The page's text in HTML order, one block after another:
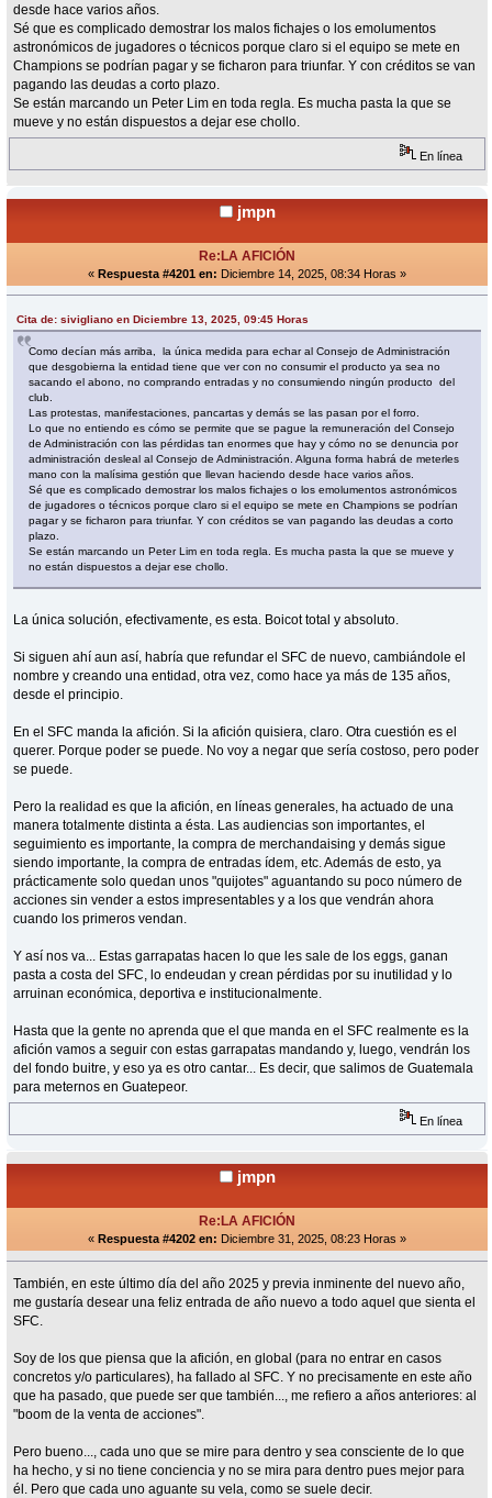
desde hace varios años.
Sé que es complicado demostrar los malos fichajes o los emolumentos
astronómicos de jugadores o técnicos porque claro si el equipo se mete en
Champions se podrían pagar y se ficharon para triunfar. Y con créditos se van
pagando las deudas a corto plazo.
Se están marcando un Peter Lim en toda regla. Es mucha pasta la que se
mueve y no están dispuestos a dejar ese chollo.
En línea
jmpn
Re:LA AFICIÓN
« Respuesta #4201 en: Diciembre 14, 2025, 08:34 Horas »
Cita de: sivigliano en Diciembre 13, 2025, 09:45 Horas
Como decían más arriba, la única medida para echar al Consejo de Administración
que desgobierna la entidad tiene que ver con no consumir el producto ya sea no
sacando el abono, no comprando entradas y no consumiendo ningún producto del
club.
Las protestas, manifestaciones, pancartas y demás se las pasan por el forro.
Lo que no entiendo es cómo se permite que se pague la remuneración del Consejo
de Administración con las pérdidas tan enormes que hay y cómo no se denuncia por
administración desleal al Consejo de Administración. Alguna forma habrá de meterles
mano con la malísima gestión que llevan haciendo desde hace varios años.
Sé que es complicado demostrar los malos fichajes o los emolumentos astronómicos
de jugadores o técnicos porque claro si el equipo se mete en Champions se podrían
pagar y se ficharon para triunfar. Y con créditos se van pagando las deudas a corto
plazo.
Se están marcando un Peter Lim en toda regla. Es mucha pasta la que se mueve y
no están dispuestos a dejar ese chollo.
La única solución, efectivamente, es esta. Boicot total y absoluto.
Si siguen ahí aun así, habría que refundar el SFC de nuevo, cambiándole el
nombre y creando una entidad, otra vez, como hace ya más de 135 años,
desde el principio.
En el SFC manda la afición. Si la afición quisiera, claro. Otra cuestión es el
querer. Porque poder se puede. No voy a negar que sería costoso, pero poder
se puede.
Pero la realidad es que la afición, en líneas generales, ha actuado de una
manera totalmente distinta a ésta. Las audiencias son importantes, el
seguimiento es importante, la compra de merchandaising y demás sigue
siendo importante, la compra de entradas ídem, etc. Además de esto, ya
prácticamente solo quedan unos "quijotes" aguantando su poco número de
acciones sin vender a estos impresentables y a los que vendrán ahora
cuando los primeros vendan.
Y así nos va... Estas garrapatas hacen lo que les sale de los eggs, ganan
pasta a costa del SFC, lo endeudan y crean pérdidas por su inutilidad y lo
arruinan económica, deportiva e institucionalmente.
Hasta que la gente no aprenda que el que manda en el SFC realmente es la
afición vamos a seguir con estas garrapatas mandando y, luego, vendrán los
del fondo buitre, y eso ya es otro cantar... Es decir, que salimos de Guatemala
para meternos en Guatepeor.
En línea
jmpn
Re:LA AFICIÓN
« Respuesta #4202 en: Diciembre 31, 2025, 08:23 Horas »
También, en este último día del año 2025 y previa inminente del nuevo año,
me gustaría desear una feliz entrada de año nuevo a todo aquel que sienta el
SFC.
Soy de los que piensa que la afición, en global (para no entrar en casos
concretos y/o particulares), ha fallado al SFC. Y no precisamente en este año
que ha pasado, que puede ser que también..., me refiero a años anteriores: al
"boom de la venta de acciones".
Pero bueno..., cada uno que se mire para dentro y sea consciente de lo que
ha hecho, y si no tiene conciencia y no se mira para dentro pues mejor para
él. Pero que cada uno aguante su vela, como se suele decir.